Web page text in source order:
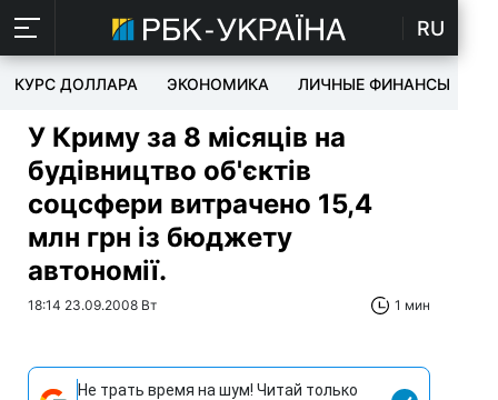
RU
КУРС ДОЛЛАРА ЭКОНОМИКА ЛИЧНЫЕ ФИНАНСЫ
У Криму за 8 місяців на
будівництво об'єктів
соцсфери витрачено 15,4
млн грн із бюджету
автономії.
18:14 23.09.2008 Вт 1 мин
Не трать время на шум! Читай только